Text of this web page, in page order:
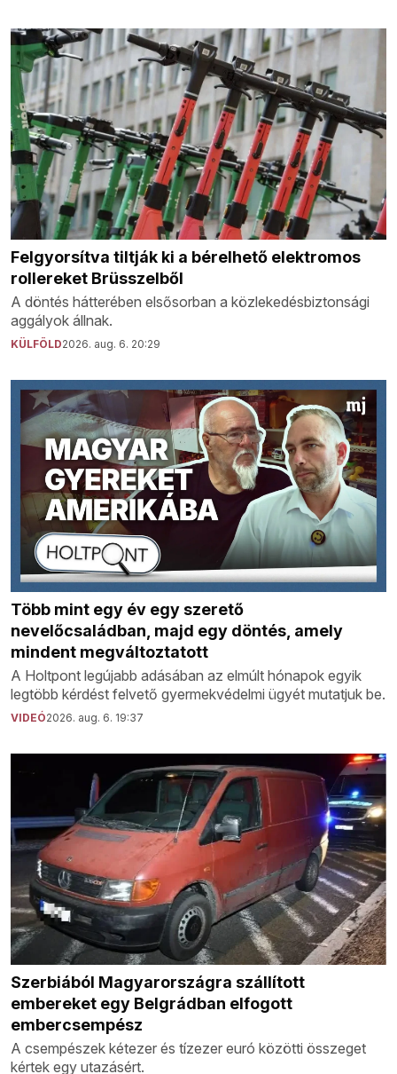
Felgyorsítva tiltják ki a bérelhető elektromos
rollereket Brüsszelből
A döntés hátterében elsősorban a közlekedésbiztonsági
aggályok állnak.
KÜLFÖLD2026. aug. 6. 20:29
Több mint egy év egy szerető
nevelőcsaládban, majd egy döntés, amely
mindent megváltoztatott
A Holtpont legújabb adásában az elmúlt hónapok egyik
legtöbb kérdést felvető gyermekvédelmi ügyét mutatjuk be.
VIDEÓ2026. aug. 6. 19:37
Szerbiából Magyarországra szállított
embereket egy Belgrádban elfogott
embercsempész
A csempészek kétezer és tízezer euró közötti összeget
kértek egy utazásért.